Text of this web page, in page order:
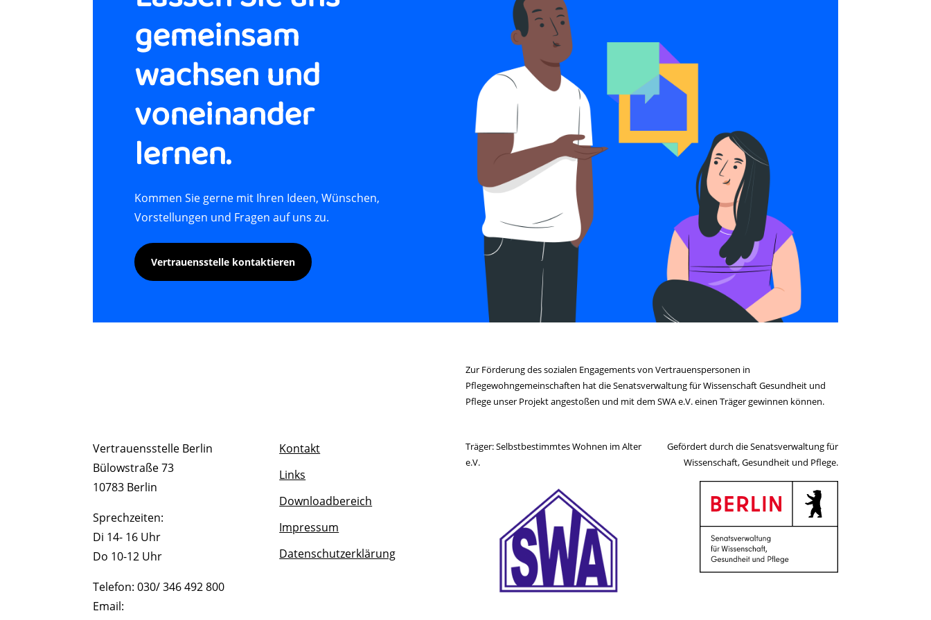
gemeinsam
wachsen und
voneinander
lernen.
Kommen Sie gerne mit Ihren Ideen, Wünschen,
Vorstellungen und Fragen auf uns zu.
Vertrauensstelle kontaktieren
Zur Förderung des sozialen Engagements von Vertrauenspersonen in
Pflegewohngemeinschaften hat die Senatsverwaltung für Wissenschaft Gesundheit und
Pflege unser Projekt angestoßen und mit dem SWA e.V. einen Träger gewinnen können.
Vertrauensstelle Berlin
Bülowstraße 73
10783 Berlin
Sprechzeiten:
Di 14- 16 Uhr
Do 10-12 Uhr
Telefon: 030/ 346 492 800
Email:
Kontakt
Links
Downloadbereich
Impressum
Datenschutzerklärung
Träger: Selbstbestimmtes Wohnen im Alter
e.V.
Gefördert durch die Senatsverwaltung für
Wissenschaft, Gesundheit und Pflege.